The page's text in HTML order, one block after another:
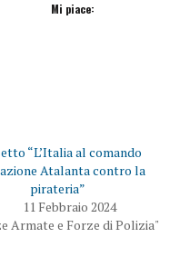
Mi piace:
“L’Italia al comando
Atalanta contro la
pirateria”
11 Febbraio 2024
Armate e Forze di Polizia"